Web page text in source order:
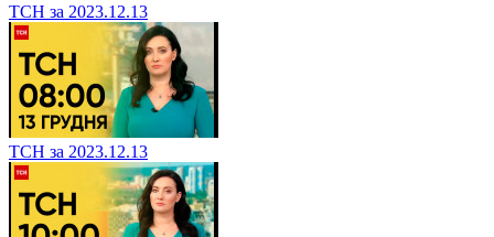
ТСН за 2023.12.13
ТСН за 2023.12.13